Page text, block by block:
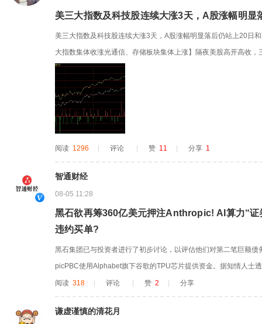
美三大指数及科技股连续大涨3天，A股涨幅明显
美三大指数及科技股连续大涨3天，A股涨幅明显落后仍站上20日
大指数集体收涨光通信、存储板块集体上涨】隔夜美股高开高收
500指数涨1.79%，道指涨1.71%。其中，道指、标普500指数均
第四个交易日上涨，此前该指数在7月暴跌20.6%。光通信、存储
阅读 1296 评论 赞 11 分享 1
智通财经
08-05 11:28
黑石欲再筹360亿美元押注Anthropic! AI算力“证
违约买单?
黑石集团已与投资者进行了初步讨论，以评估他们对第二笔巨额
picPBC使用Alphabet旗下谷歌的TPU芯片提供资金。据知情人士
美元的债务，这将超过阿波罗全球管理公司和黑石集团大约两个
权与另类资管巨头黑石集团(Blackstone)已与投资者们展开初步讨
阅读 318 评论 赞 2 分享
谦虚谨慎的清花月